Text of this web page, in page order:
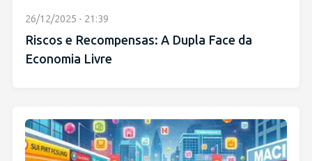
26/12/2025 - 21:39
Riscos e Recompensas: A Dupla Face da
Economia Livre